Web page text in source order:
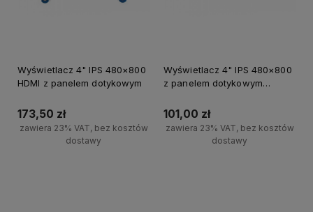
Wyświetlacz 4" IPS 480×800
HDMI z panelem dotykowym
173,50 zł
zawiera 23% VAT, bez kosztów
dostawy
Wyświetlacz 4" IPS 480×800
z panelem dotykowym
101,00 zł
zawiera 23% VAT, bez kosztów
dostawy